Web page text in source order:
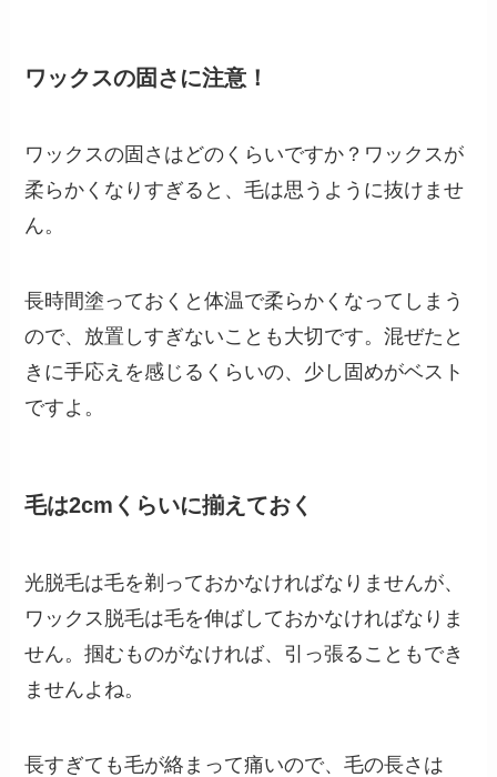
ワックスの固さに注意！
ワックスの固さはどのくらいですか？ワックスが
柔らかくなりすぎると、毛は思うように抜けませ
ん。
長時間塗っておくと体温で柔らかくなってしまう
ので、放置しすぎないことも大切です。混ぜたと
きに手応えを感じるくらいの、少し固めがベスト
ですよ。
毛は2cmくらいに揃えておく
光脱毛は毛を剃っておかなければなりませんが、
ワックス脱毛は毛を伸ばしておかなければなりま
せん。掴むものがなければ、引っ張ることもでき
ませんよね。
長すぎても毛が絡まって痛いので、毛の長さは